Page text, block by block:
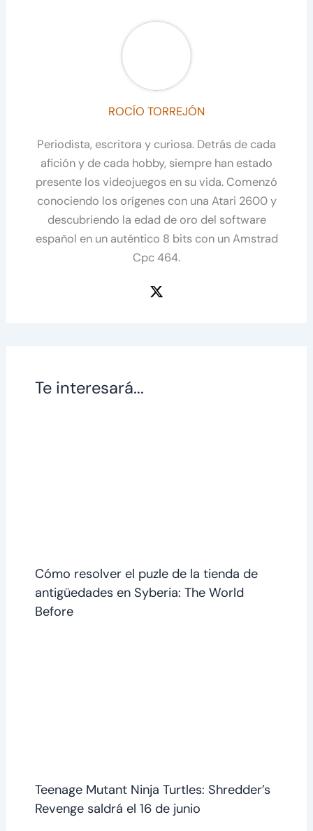
ROCÍO TORREJÓN
Periodista, escritora y curiosa. Detrás de cada
afición y de cada hobby, siempre han estado
presente los videojuegos en su vida. Comenzó
conociendo los orígenes con una Atari 2600 y
descubriendo la edad de oro del software
español en un auténtico 8 bits con un Amstrad
Cpc 464.
Te interesará...
Cómo resolver el puzle de la tienda de
antigüedades en Syberia: The World
Before
Teenage Mutant Ninja Turtles: Shredder’s
Revenge saldrá el 16 de junio